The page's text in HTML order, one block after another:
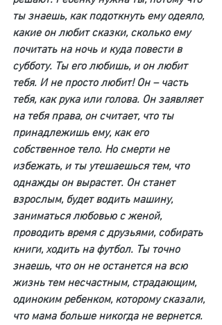
ты знаешь, как подоткнуть ему одеяло,
какие он любит сказки, сколько ему
почитать на ночь и куда повести в
субботу. Ты его любишь, и он любит
тебя. И не просто любит! Он – часть
тебя, как рука или голова. Он заявляет
на тебя права, он считает, что ты
принадлежишь ему, как его
собственное тело. Но смерти не
избежать, и ты утешаешься тем, что
однажды он вырастет. Он станет
взрослым, будет водить машину,
заниматься любовью с женой,
проводить время с друзьями, собирать
книги, ходить на футбол. Ты точно
знаешь, что он не останется на всю
жизнь тем несчастным, страдающим,
одиноким ребенком, которому сказали,
что мама больше никогда не вернется.